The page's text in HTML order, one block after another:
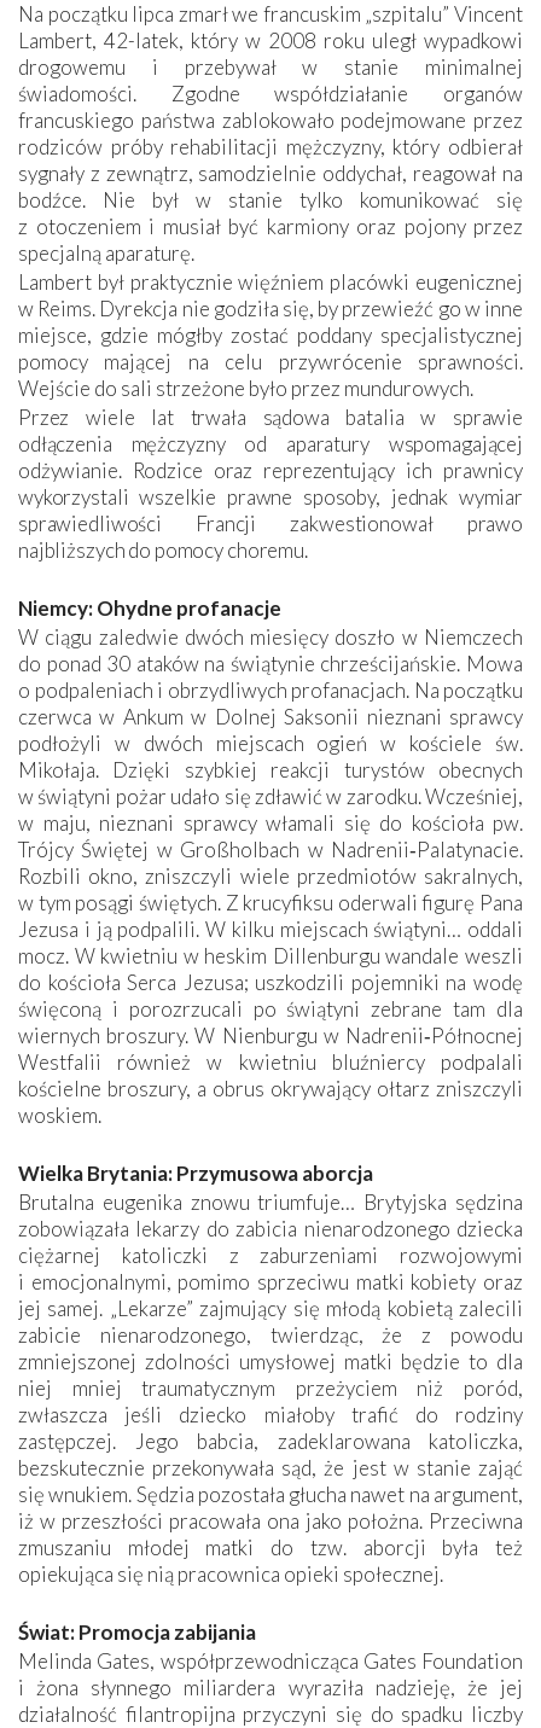
Na początku lipca zmarł we francuskim „szpitalu” Vincent
Lambert, 42-latek, który w 2008 roku uległ wypadkowi
drogowemu i przebywał w stanie minimalnej
świadomości. Zgodne współdziałanie organów
francuskiego państwa zablokowało podejmowane przez
rodziców próby rehabilitacji mężczyzny, który odbierał
sygnały z zewnątrz, samodzielnie oddychał, reagował na
bodźce. Nie był w stanie tylko komunikować się
z otoczeniem i musiał być karmiony oraz pojony przez
specjalną aparaturę.
Lambert był praktycznie więźniem placówki eugenicznej
w Reims. Dyrekcja nie godziła się, by przewieźć go w inne
miejsce, gdzie mógłby zostać poddany specjalistycznej
pomocy mającej na celu przywrócenie sprawności.
Wejście do sali strzeżone było przez mundurowych.
Przez wiele lat trwała sądowa batalia w sprawie
odłączenia mężczyzny od aparatury wspomagającej
odżywianie. Rodzice oraz reprezentujący ich prawnicy
wykorzystali wszelkie prawne sposoby, jednak wymiar
sprawiedliwości Francji zakwestionował prawo
najbliższych do pomocy choremu.
Niemcy: Ohydne profanacje
W ciągu zaledwie dwóch miesięcy doszło w Niemczech
do ponad 30 ataków na świątynie chrześcijańskie. Mowa
o podpaleniach i obrzydliwych profanacjach. Na początku
czerwca w Ankum w Dolnej Saksonii nieznani sprawcy
podłożyli w dwóch miejscach ogień w kościele św.
Mikołaja. Dzięki szybkiej reakcji turystów obecnych
w świątyni pożar udało się zdławić w zarodku. Wcześniej,
w maju, nieznani sprawcy włamali się do kościoła pw.
Trójcy Świętej w Großholbach w Nadrenii‑Palatynacie.
Rozbili okno, zniszczyli wiele przedmiotów sakralnych,
w tym posągi świętych. Z krucyfiksu oderwali figurę Pana
Jezusa i ją podpalili. W kilku miejscach świątyni… oddali
mocz. W kwietniu w heskim Dillenburgu wandale weszli
do kościoła Serca Jezusa; uszkodzili pojemniki na wodę
święconą i porozrzucali po świątyni zebrane tam dla
wiernych broszury. W Nienburgu w Nadrenii‑Północnej
Westfalii również w kwietniu bluźniercy podpalali
kościelne broszury, a obrus okrywający ołtarz zniszczyli
woskiem.
Wielka Brytania: Przymusowa aborcja
Brutalna eugenika znowu triumfuje… Brytyjska sędzina
zobowiązała lekarzy do zabicia nienarodzonego dziecka
ciężarnej katoliczki z zaburzeniami rozwojowymi
i emocjonalnymi, pomimo sprzeciwu matki kobiety oraz
jej samej. „Lekarze” zajmujący się młodą kobietą zalecili
zabicie nienarodzonego, twierdząc, że z powodu
zmniejszonej zdolności umysłowej matki będzie to dla
niej mniej traumatycznym przeżyciem niż poród,
zwłaszcza jeśli dziecko miałoby trafić do rodziny
zastępczej. Jego babcia, zadeklarowana katoliczka,
bezskutecznie przekonywała sąd, że jest w stanie zająć
się wnukiem. Sędzia pozostała głucha nawet na argument,
iż w przeszłości pracowała ona jako położna. Przeciwna
zmuszaniu młodej matki do tzw. aborcji była też
opiekująca się nią pracownica opieki społecznej.
Świat: Promocja zabijania
Melinda Gates, współprzewodnicząca Gates Foundation
i żona słynnego miliardera wyraziła nadzieję, że jej
działalność filantropijna przyczyni się do spadku liczby